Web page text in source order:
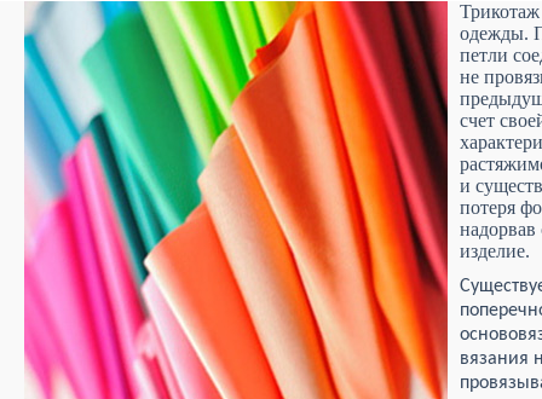
одежды.
петли
не
счет
и
потеря
изделие.
вязания